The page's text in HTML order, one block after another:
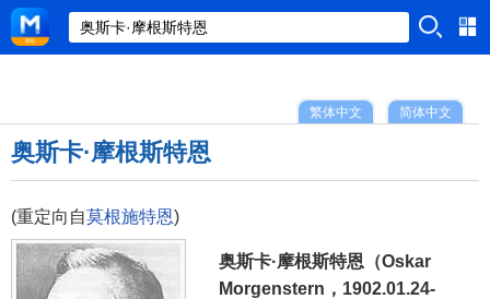
简体中文
繁体中文
奥斯卡·摩根斯特恩
(重定向自莫根施特恩)
奥斯卡·摩根斯特恩（Oskar
Morgenstern，1902.01.24-